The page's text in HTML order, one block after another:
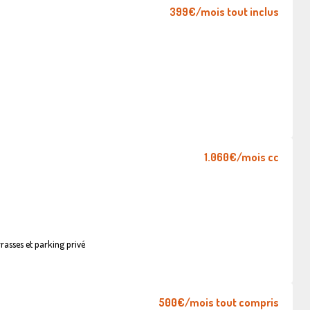
399€/mois tout inclus
1.060€/mois cc
et parking privé
500€/mois tout compris